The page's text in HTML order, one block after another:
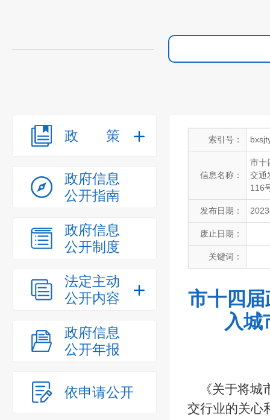
政策
政府信息
公开指南
政府信息
公开制度
法定主动
公开内容
政府信息
公开年报
依申请公开
索引号：
信息名称：
市十
交通
116
发布日期：
废止日期：
关键词：
市十四
入城
《关于将城
交行业的关心